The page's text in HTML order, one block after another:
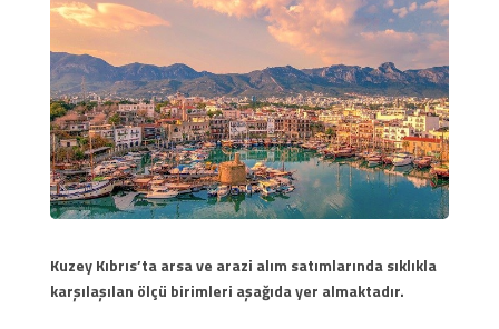
Kuzey Kıbrıs’ta arsa ve arazi alım satımlarında sıklıkla
karşılaşılan ölçü birimleri aşağıda yer almaktadır.